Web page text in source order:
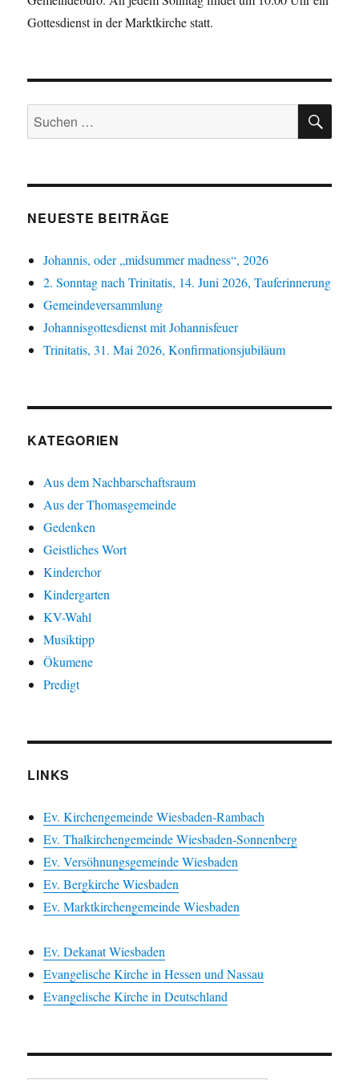
Gottesdienst in der Marktkirche statt.
Suchen
nach:
NEUESTE BEITRÄGE
Johannis, oder „midsummer madness“, 2026
2. Sonntag nach Trinitatis, 14. Juni 2026, Tauferinnerung
Gemeindeversammlung
Johannisgottesdienst mit Johannisfeuer
Trinitatis, 31. Mai 2026, Konfirmationsjubiläum
KATEGORIEN
Aus dem Nachbarschaftsraum
Aus der Thomasgemeinde
Gedenken
Geistliches Wort
Kinderchor
Kindergarten
KV-Wahl
Musiktipp
Ökumene
Predigt
LINKS
Ev. Kirchengemeinde Wiesbaden-Rambach
Ev. Thalkirchengemeinde Wiesbaden-Sonnenberg
Ev. Versöhnungsgemeinde Wiesbaden
Ev. Bergkirche Wiesbaden
Ev. Marktkirchengemeinde Wiesbaden
Ev. Dekanat Wiesbaden
Evangelische Kirche in Hessen und Nassau
Evangelische Kirche in Deutschland